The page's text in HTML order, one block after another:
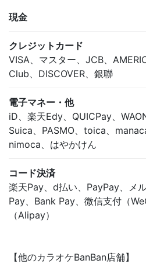
現金
クレジットカード
VISA、マスター、JCB、
Club、DISCOVER、銀聯
電子マネー・他
iD、楽天Edy、QUICPay、
Suica、PASMO、toica、
nimoca、はやかけん
コード決済
楽天Pay、d払い、PayPay、メ
Pay、Bank Pay、微信支付（
（Alipay）
【他のカラオケBanBan店舗】